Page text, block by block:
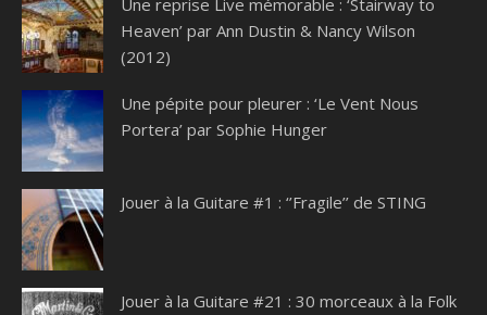
Une reprise Live mémorable : ‘Stairway to
Heaven’ par Ann Dustin & Nancy Wilson
(2012)
Une pépite pour pleurer : ‘Le Vent Nous
Portera’ par Sophie Hunger
Jouer à la Guitare #1 : ‘’Fragile’’ de STING
Jouer à la Guitare #21 : 30 morceaux à la Folk